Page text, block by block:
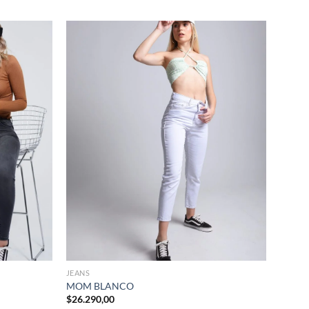
JEANS
MOM BLANCO
$26.290,00